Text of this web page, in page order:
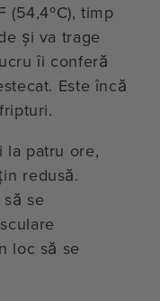
(54,4ºC), timp
și va trage
îi conferă
Este încă
la patru ore,
redusă.
se
loc să se